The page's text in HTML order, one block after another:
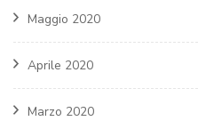
Maggio 2020
Aprile 2020
Marzo 2020